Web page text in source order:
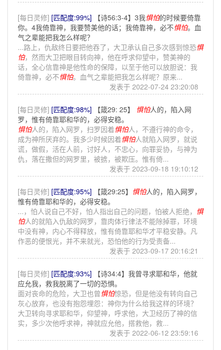
[每日灵修] [匹配度:99%] 【诗56:3-4】3我惧怕的时候要倚靠
你。4我倚靠神，我要赞美他的话；我倚靠神，必不惧怕。血
气之辈能把我怎么样呢？
...路上，仇敌终日要把他吞了，大卫承认自己多次感到惊恐惧
怕，然而大卫把眼目转向神，他在呼求仰望中，赞美神的
话，全心信靠神是他性命的保障，以至于他可以放胆说：我
倚靠神，必不惧怕。血气之辈能把我怎么样呢？原来...
发表于 2022-07-24 23:20:08
[每日灵修] [匹配度:98%] 【箴29: 25】 惧怕人的，陷入网
罗，惟有倚靠耶和华的，必得安稳。
惧怕人的，陷入网罗，扫罗因着惧怕人，不遵行神的命令，
成为神所厌弃的。我多少时候因着惧怕人就陷入网罗，就说
谎，做假，活在人前，讨好人，不忠心，向罪妥协，与神为
仇，落在撒但的网罗里，被掳，被欺压。惟有倚...
发表于 2023-09-18 19:10:12
[每日灵修] [匹配度:95%] 【箴29:25】 惧怕人的，陷入网罗，
惟有倚靠耶和华的，必得安稳。
...，怕人说自己不好，怕人指出自己的问题，怕被人拒绝， 惧
怕人的就陷入仇敌的网罗，靠肉体行律法不能除掉罪，环境
中没有神，内心不得释放，惟有倚靠耶和华才平稳安静。凡
作恶的便恨光，并不来就光，恐怕他的行为受责备...
发表于 2023-09-17 20:16:21
[每日灵修] [匹配度:93%]
【诗34:4】我曾寻求耶和华，他就
应允我，救我脱离了一切的恐惧。
面对丧命的危险，大卫也曾惧怕惊恐，但是他没有转向自己
灰心放弃，也没有抱怨埋怨：神你为什么给我这样的环境？
大卫转向寻求耶和华，仰望神，呼求他，大卫经历了神的信
实，多少次他呼求神，神就应允他，搭救他，救...
发表于 2022-06-12 23:59:16